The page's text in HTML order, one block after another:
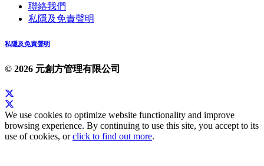
聯絡我們
私隱及免責聲明
私隱及免責聲明
© 2026 元創方管理有限公司
We use cookies to optimize website functionality and improve
browsing experience. By continuing to use this site, you accept to its
use of cookies, orclick to find out more.